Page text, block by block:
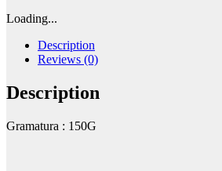
Loading...
Description
Reviews (0)
Description
Gramatura : 150G